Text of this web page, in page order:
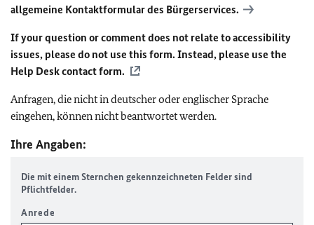
allgemeine Kontaktformular des Bürgerservices.
If your question or comment does not relate to accessibility
issues, please do not use this form. Instead, please use the
Help Desk contact form.
Anfragen, die nicht in deutscher oder englischer Sprache
eingehen, können nicht beantwortet werden.
Ihre Angaben:
Die mit einem Sternchen gekennzeichneten Felder sind
Pflichtfelder.
Anrede